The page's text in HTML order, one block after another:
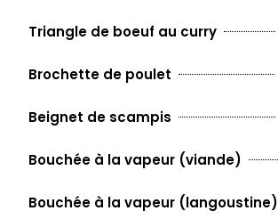
Triangle de boeuf au curry
Brochette de poulet
Beignet de scampis
Bouchée à la vapeur (viande)
Bouchée à la vapeur (langoustine)